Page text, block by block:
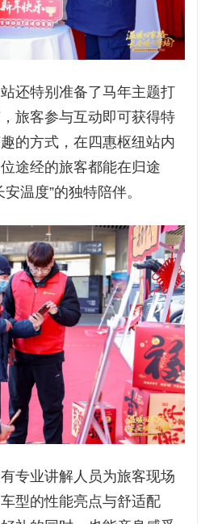
还特别准备了马年主题打
旅客参与互动即可获得特
的方式，在四惠枢纽站内
途经的旅客都能在归途
温度”的独特陪伴。
专业讲解人员为旅客现场
型的性能亮点与舒适配